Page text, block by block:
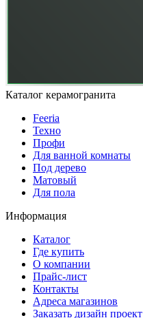
Каталог керамогранита
Feeria
Техно
Профи
Для ванной комнаты
Под дерево
Матовый
Для пола
Информация
Каталог
Где купить
О компании
Прайс-лист
Контакты
Адреса магазинов
Заказать дизайн проект